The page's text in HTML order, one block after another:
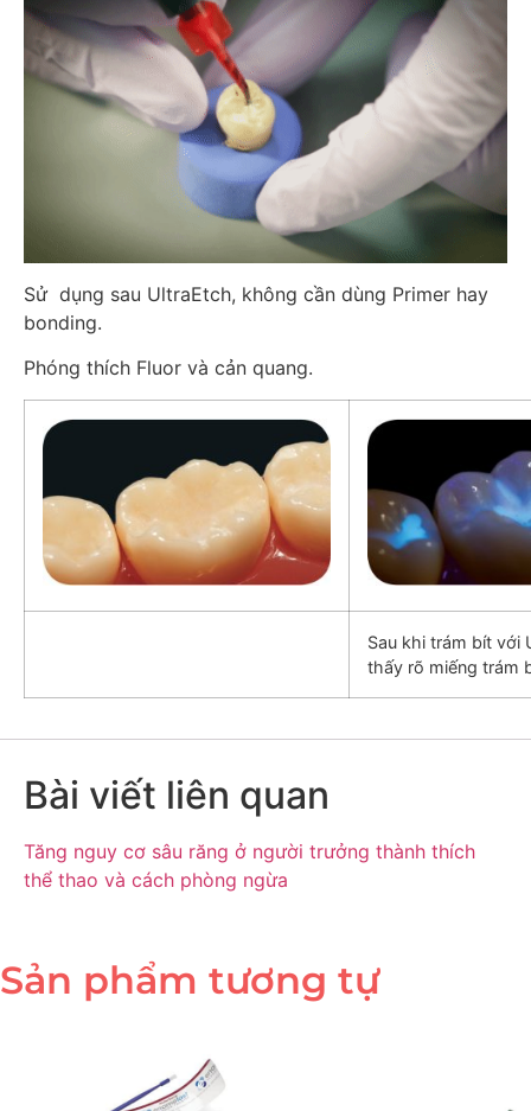
Sử dụng sau UltraEtch, không cần dùng Primer hay
bonding.
Phóng thích Fluor và cản quang.
Sau khi trám bít với
thấy rõ miếng trám
Bài viết liên quan
Tăng nguy cơ sâu răng ở người trưởng thành thích
thể thao và cách phòng ngừa
Sản phẩm tương tự